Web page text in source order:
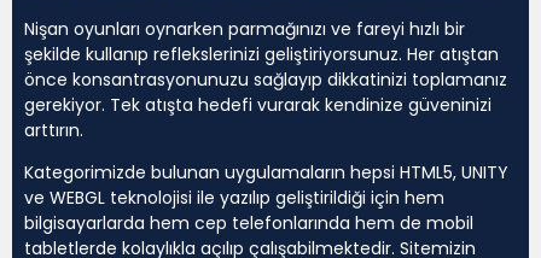
Nişan oyunları oynarken parmağınızı ve fareyi hızlı bir
şekilde kullanıp reflekslerinizi geliştiriyorsunuz. Her atıştan
önce konsantrasyonunuzu sağlayıp dikkatinizi toplamanız
gerekiyor. Tek atışta hedefi vurarak kendinize güveninizi
arttırın.
Kategorimizde bulunan uygulamaların hepsi HTML5, UNITY
ve WEBGL teknolojisi ile yazılıp geliştirildiği için hem
bilgisayarlarda hem cep telefonlarında hem de mobil
tabletlerde kolaylıkla açılıp çalışabilmektedir. Sitemizin